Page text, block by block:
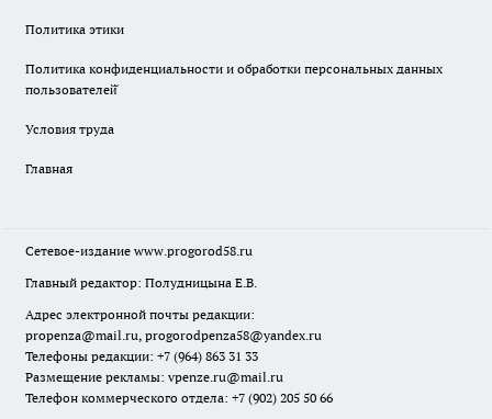
Политика этики
Политика конфиденциальности и обработки персональных данных
пользователей̆
Условия труда
Главная
Сетевое-издание www.progorod58.ru
Главный редактор: Полудницына Е.В.
Адрес электронной почты редакции:
propenza@mail.ru, progorodpenza58@yandex.ru
Телефоны редакции: +7 (964) 863 31 33
Размещение рекламы: vpenze.ru@mail.ru
Телефон коммерческого отдела: +7 (902) 205 50 66